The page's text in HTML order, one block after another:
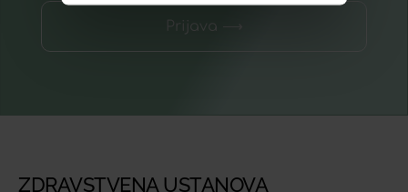
Prijava ⟶
ZDRAVSTVENA USTANOVA